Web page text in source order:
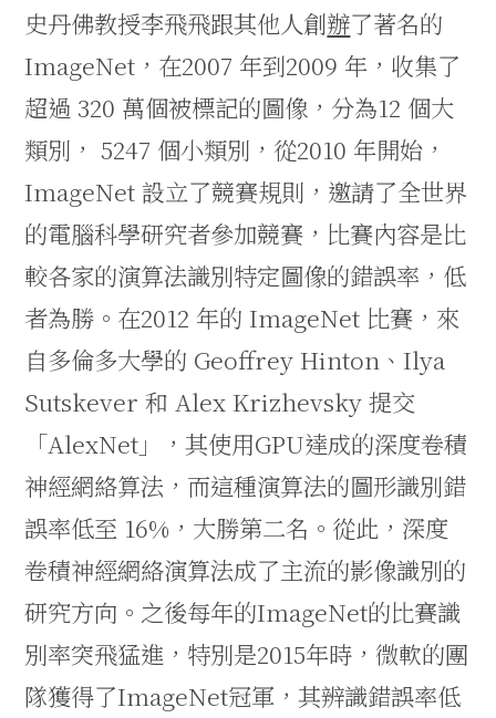
史丹佛教授李飛飛跟其他人創辦了著名的
ImageNet ，在2007 年到2009 年，收集了
超過 320 萬個被標記的圖像，分為12 個大
類別， 5247 個小類別，從2010 年開始，
ImageNet設立了競賽規則，邀請了全世界
的電腦科學研究者參加競賽，比賽內容是比
較各家的演算法識別特定圖像的錯誤率，低
者為勝。在2012 年的 ImageNet 比賽，來
自多倫多大學的 Geoffrey Hinton 、Ilya
Sutskever和 Alex Krizhevsky提交
「AlexNet」，其使用GPU達成的深度卷積
神經網絡算法，而這種演算法的圖形識別錯
誤率低至 16% ，大勝第二名。從此，深度
卷積神經網絡演算法成了主流的影像識別的
研究方向。之後每年的ImageNet的比賽識
別率突飛猛進，特別是2015年時，微軟的團
隊獲得了ImageNet冠軍，其辨識錯誤率低